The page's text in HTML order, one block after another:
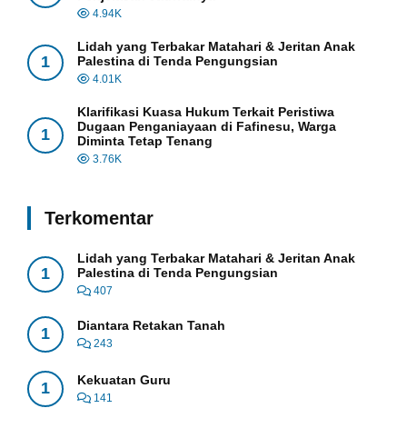
4.94K
1
Lidah yang Terbakar Matahari & Jeritan Anak
Palestina di Tenda Pengungsian
4.01K
1
Klarifikasi Kuasa Hukum Terkait Peristiwa
Dugaan Penganiayaan di Fafinesu, Warga
Diminta Tetap Tenang
3.76K
Terkomentar
1
Lidah yang Terbakar Matahari & Jeritan Anak
Palestina di Tenda Pengungsian
407
1 Diantara Retakan Tanah
243
1 Kekuatan Guru
141